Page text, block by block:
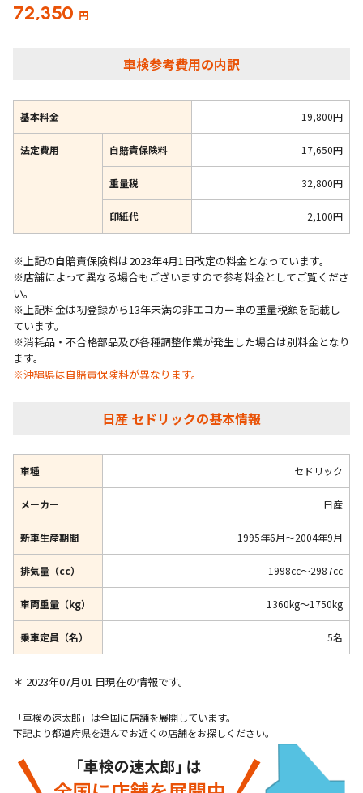
72,350 円
車検参考費用の内訳
基本料金 19,800円
法定費用 自賠責保険料 17,650円
重量税 32,800円
印紙代 2,100円
※上記の自賠責保険料は2023年4月1日改定の料金となっています。
※店舗によって異なる場合もございますので参考料金としてご覧くださ
い。
※上記料金は初登録から13年未満の非エコカー車の重量税額を記載し
ています。
※消耗品・不合格部品及び各種調整作業が発生した場合は別料金となり
ます。
※沖縄県は自賠責保険料が異なります。
日産 セドリックの基本情報
車種 セドリック
メーカー 日産
新車生産期間 1995年6月～2004年9月
排気量（cc） 1998cc～2987cc
車両重量（kg） 1360kg～1750kg
乗車定員（名） 5名
＊ 2023年07月01 日現在の情報です。
「車検の速太郎」は全国に店舗を展開しています。
下記より都道府県を選んでお近くの店舗をお探しください。